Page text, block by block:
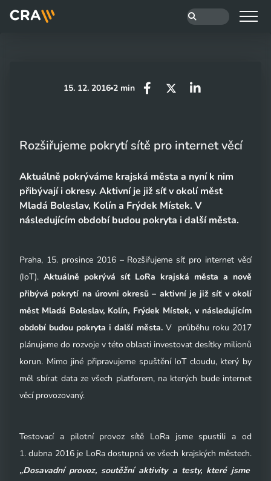
15. 12. 2016 2 min
Rozšiřujeme pokrytí sítě pro internet věcí
Aktuálně pokrýváme krajská města a nyní k nim
přibývají i okresy. Aktivní je již síť v okolí měst
Mladá Boleslav, Kolín a Frýdek Místek. V
následujícím období budou pokryta i další města.
Praha, 15. prosince 2016 – Rozšiřujeme síť pro internet věcí
(IoT). Aktuálně pokrývá síť LoRa krajská města a nově
přibývá pokrytí na úrovni okresů – aktivní je již síť v okolí
měst Mladá Boleslav, Kolín, Frýdek Místek, v následujícím
období budou pokryta i další města.V průběhu roku 2017
plánujeme do rozvoje v této oblasti investovat desítky milionů
korun. Mimo jiné připravujeme spuštění IoT cloudu, který by
měl sbírat data ze všech platforem, na kterých bude internet
věcí provozovaný.
Testovací a pilotní provoz sítě LoRa jsme spustili a od
1. dubna 2016 je LoRa dostupná ve všech krajských městech.
„Dosavadní provoz, soutěžní aktivity a testy, které jsme